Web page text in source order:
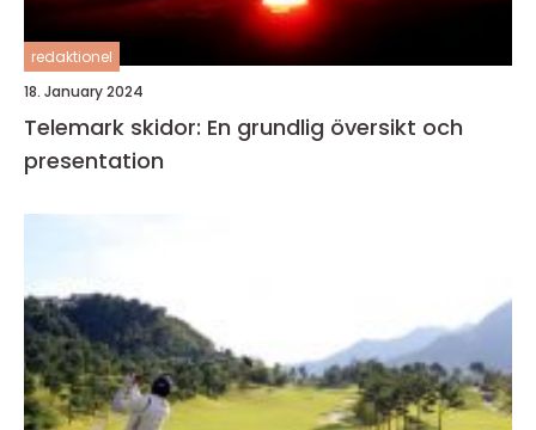
redaktionel
18. January 2024
Telemark skidor: En grundlig översikt och
presentation